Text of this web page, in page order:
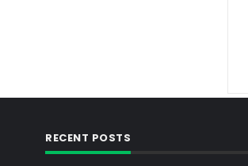
RECENT POSTS